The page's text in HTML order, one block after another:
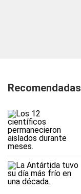
Recomendadas